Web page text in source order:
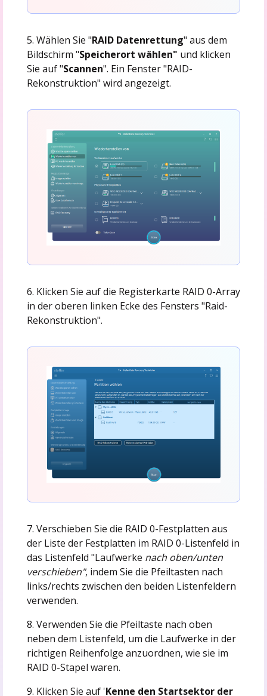
5. Wählen Sie "RAID Datenrettung" aus dem
Bildschirm "Speicherort wählen" und klicken
Sie auf "Scannen". Ein Fenster "RAID-
Rekonstruktion" wird angezeigt.
6. Klicken Sie auf die Registerkarte RAID 0-Array
in der oberen linken Ecke des Fensters "Raid-
Rekonstruktion".
7. Verschieben Sie die RAID 0-Festplatten aus
der Liste der Festplatten im RAID 0-Listenfeld in
das Listenfeld "Laufwerke nach oben/unten
verschieben", indem Sie die Pfeiltasten nach
links/rechts zwischen den beiden Listenfeldern
verwenden.
8. Verwenden Sie die Pfeiltaste nach oben
neben dem Listenfeld, um die Laufwerke in der
richtigen Reihenfolge anzuordnen, wie sie im
RAID 0-Stapel waren.
9. Klicken Sie auf 'Kenne den Startsektor der